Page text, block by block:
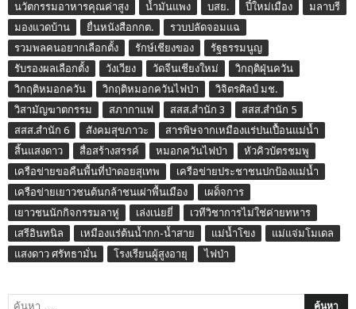
นวัตกรรมอาหารคุณค่าสูง
น้ำมันแพง บสย. ปี๋ใหม่เมือง
มลาบรี
มองแวดบ้าน
ยื่นหนังสือกกต.
รวบปลัดจอมแฉ
รวมพลคนอยากเลือกตั้ง
รักษ์เชียงของ
รัฐธรรมนูญ
รับรองผลเลือกตั้ง
วังเวียง วัดจีนเชียงใหม่
วิกฤติฝุ่นควัน
วิกฤติหมอกควัน
วิกฤติหมอกควันไฟป่า
วิจิตรศิลป์ มช.
วิสามัญฆาตกรรม
สภากาแฟ สสส.สำนัก 3
สสส.สำนัก 5
สสส.สำนัก 6
สังคมสุขภาวะ
สารพิษจากเหมืองแร่ปนเปื้อนแม่น้ำ
สิ้นแสงดาว
สื่อสร้างสรรค์ หมอกควันไฟป่า
หัวคิวบัตรชมพู
เครือข่ายขอคืนพื้นที่ป่าดอยสุเทพ
เครือข่ายประชาชนปกป้องแม่น้ำ
เครือข่ายเยาวชนต้นกล้าชนเผ่าพื้นเมือง
เผด็จการ
เยาวชนนักกิจกรรมลาหู่
เล่งเน่ยยี่
เวทีวิชาการไม่ใช่ค่ายทหาร
เสรีอินทนิล
เหมืองแร่ต้นน้ำกก-น้ำสาย แม่น้ำโขง
แม่แจ่มโมเดล
แสงดาว ศรัทธามั่น
โรงเรียนผู้สูงอายุ ไฟป่า